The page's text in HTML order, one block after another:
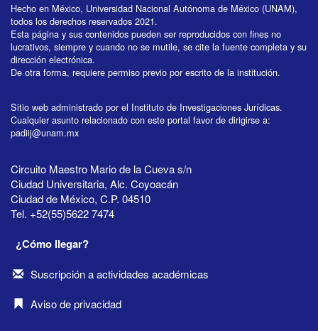
Hecho en México, Universidad Nacional Autónoma de México (UNAM),
todos los derechos reservados 2021.
Esta página y sus contenidos pueden ser reproducidos con fines no
lucrativos, siempre y cuando no se mutile, se cite la fuente completa y su
dirección electrónica.
De otra forma, requiere permiso previo por escrito de la institución.
Sitio web administrado por el Instituto de Investigaciones Jurídicas.
Cualquier asunto relacionado con este portal favor de dirigirse a:
padiij@unam.mx
Circuito Maestro Mario de la Cueva s/n
Ciudad Universitaria, Alc. Coyoacán
Ciudad de México, C.P. 04510
Tel. +52(55)5622 7474
¿Cómo llegar?
Suscripción a actividades académicas
Aviso de privacidad